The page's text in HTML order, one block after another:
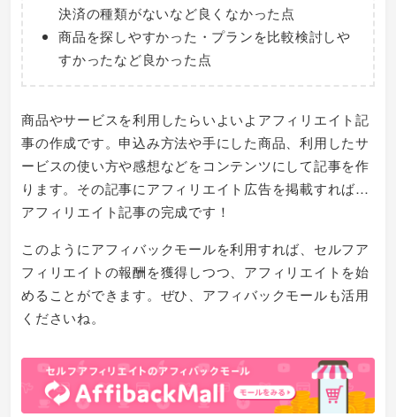
決済の種類がないなど良くなかった点
商品を探しやすかった・プランを比較検討しや
すかったなど良かった点
商品やサービスを利用したらいよいよアフィリエイト記
事の作成です。申込み方法や手にした商品、利用したサ
ービスの使い方や感想などをコンテンツにして記事を作
ります。その記事にアフィリエイト広告を掲載すれば…
アフィリエイト記事の完成です！
このようにアフィバックモールを利用すれば、セルフア
フィリエイトの報酬を獲得しつつ、アフィリエイトを始
めることができます。ぜひ、アフィバックモールも活用
くださいね。